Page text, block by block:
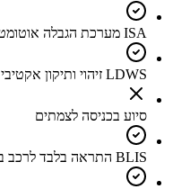
ISA מערכת הגבלה אוטומטית למהירות הרכב
LDWS זיהוי ותיקון אקטיבי לסטיה מנתיב
סיוע בכניסה לצמתים
BLIS התראה בלבד לרכב בשטח מת